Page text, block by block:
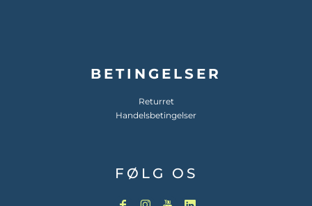
BETINGELSER
Returret
Handelsbetingelser
FØLG OS